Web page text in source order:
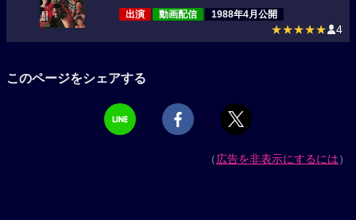
出演 動画配信 1988年4月公開
★★★★★ 4
このページをシェアする
（広告を非表示にするには）